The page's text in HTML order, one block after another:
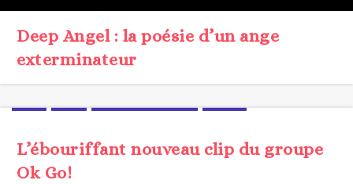
Deep Angel : la poésie d’un ange
exterminateur
L’ébouriffant nouveau clip du groupe
Ok Go!